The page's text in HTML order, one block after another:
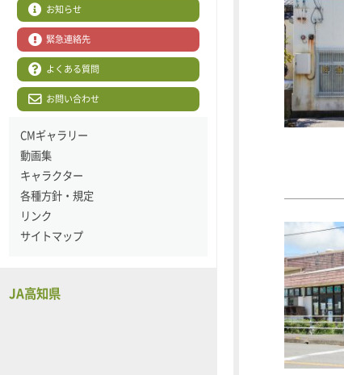
お知らせ
緊急連絡先
よくある質問
お問い合わせ
CMギャラリー
動画集
キャラクター
各種方針・規定
リンク
サイトマップ
JA高知県